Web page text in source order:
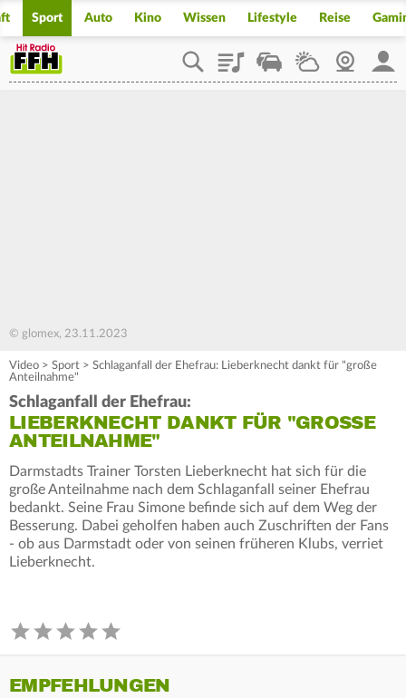
Sport Auto Kino Wissen Lifestyle Reise
PlaylistStaupilotWetterWebcam
© glomex, 23.11.2023
Video > Sport > Schlaganfall der Ehefrau: Lieberknecht dankt für "große
Anteilnahme"
Schlaganfall der Ehefrau:
LIEBERKNECHT DANKT FÜR "GROSSE A
NTEILNAHME"
Darmstadts Trainer Torsten Lieberknecht hat sich für die
große Anteilnahme nach dem Schlaganfall seiner Ehefrau
bedankt. Seine Frau Simone befinde sich auf dem Weg der
Besserung. Dabei geholfen haben auch Zuschriften der Fans
- ob aus Darmstadt oder von seinen früheren Klubs, verriet
Lieberknecht.
EMPFEHLUNGEN